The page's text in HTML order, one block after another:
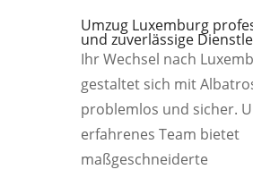
Umzug Luxemburg
und zuverlässige
Ihr Wechsel nach
gestaltet sich mit
problemlos und sicher.
erfahrenes Team bietet
maßgeschneiderte